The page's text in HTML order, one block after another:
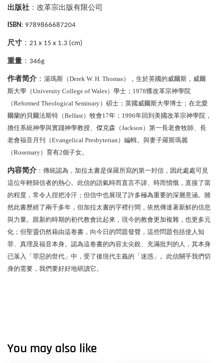
出版社 ：改革宗出版有限公司
ISBN: 9789866687204
尺寸 ： 21 x 15 x 1.3 (cm)
重量 ： 346g
作者简介 ： 湯瑪斯（Derek W. H. Thomas），生於英國的威爾斯，威爾
斯大學（University College of Wales）學士；1978獲改革宗神學院
（Reformed Theological Seminary）碩士；英國威爾斯大學博士；在北愛
爾蘭的貝爾法斯特（Belfast）牧會17年；1996年回到美國改革宗神學院，
擔任系統神學與實踐神學教授、傑克森（Jackson）第一長老會牧師、長
老會福音月刊（Evangelical Presbyterian）編輯。與妻子羅斯瑪麗
（Rosemary）育有2個子女。
内容简介 ：傳統認為，加拉太書是保羅所寫的第一封信，因此處處可見
這位年輕歸信者的熱心。此信的語氣時而直言不諱、時而憤慨，直接了當
的程度，常令人捏把冷汗；但信中也展現了許多極為重要的深層意涵。雖
然此書歷經了兩千多年，但加拉太書的字裡行間，依然傳達著新鮮的信息
與力量。跟新約時期的初代教會比起來，現今的教會更加複雜，也更多元
化；但聖靈仍然藉由這卷書，向今日的問題發聲，這些問題包括使人知
罪、真理及福音本身。認為這卷書的內容太尖銳、充滿批判的人，其本身
已落入「罪惡的世代」中，受了後現代主義的「迷惑」。此信關乎我們切
身的需要，我們要好好地研讀它。
You may also like